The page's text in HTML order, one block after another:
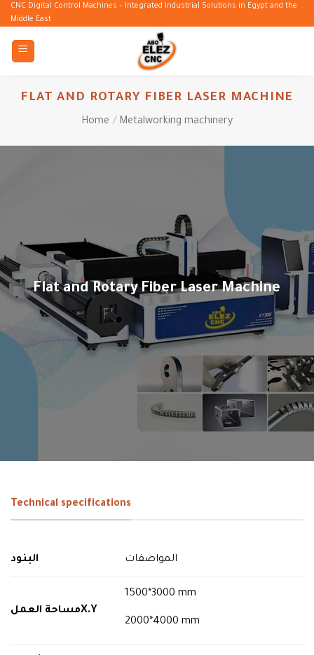
Skip
to
content
CNC Digital Control Machines – Integrated Industrial Solutions in Egypt and the
Middle East
FLAT AND ROTARY FIBER LASER MACHINE
Home / Metalworking machinery
Flat and Rotary Fiber Laser Machine
Technical specifications
البنود المواصفات
مساحة العملX.Y
1500*3000 mm
2000*4000 mm